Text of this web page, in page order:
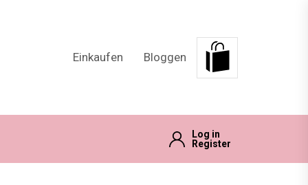
Einkaufen Bloggen
Log in
Register